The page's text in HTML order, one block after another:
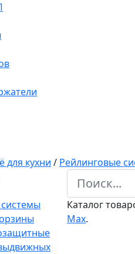
для кухни / Рейлинговые
Каталог
Мах.